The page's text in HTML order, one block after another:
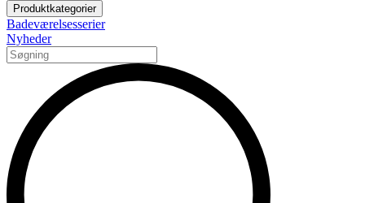
Produktkategorier
Badeværelsesserier
Nyheder